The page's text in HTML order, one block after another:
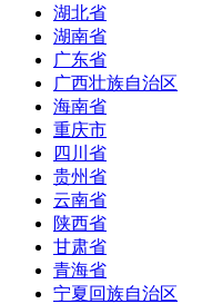
湖北省
湖南省
广东省
广西壮族自治区
海南省
重庆市
四川省
贵州省
云南省
陕西省
甘肃省
青海省
宁夏回族自治区